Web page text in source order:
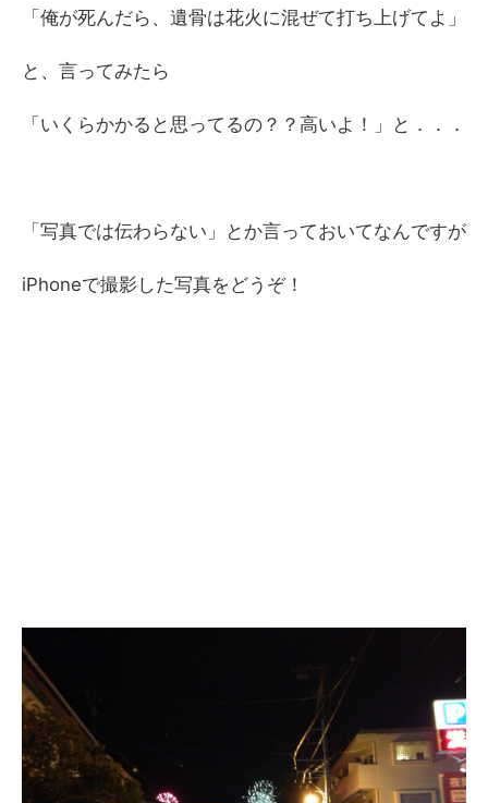
「俺が死んだら、遺骨は花火に混ぜて打ち上げてよ」
と、言ってみたら
「いくらかかると思ってるの？？高いよ！」と．．．
「写真では伝わらない」とか言っておいてなんですが
iPhoneで撮影した写真をどうぞ！